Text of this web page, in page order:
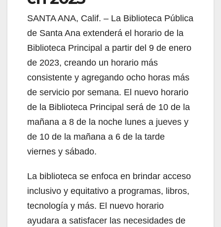
d
e
o
SANTA ANA, Calif. – La Biblioteca Pública
de Santa Ana extenderá el horario de la
Biblioteca Principal a partir del 9 de enero
de 2023, creando un horario más
consistente y agregando ocho horas más
de servicio por semana. El nuevo horario
de la Biblioteca Principal será de 10 de la
mañana a 8 de la noche lunes a jueves y
de 10 de la mañana a 6 de la tarde
viernes y sábado.
La biblioteca se enfoca en brindar acceso
inclusivo y equitativo a programas, libros,
tecnología y más. El nuevo horario
ayudara a satisfacer las necesidades de